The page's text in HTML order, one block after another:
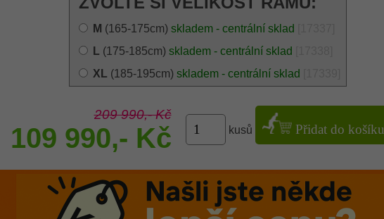
M (165-175cm) skladem - centrální sklad
L (175-185cm) skladem - centrální sklad
XL (185-195cm) skladem - centrální sklad
209 990,- Kč
109 990,- Kč kusů Přidat do košíku